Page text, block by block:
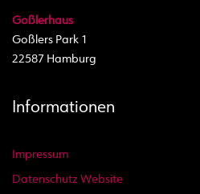
Goßlerhaus
Goßlers Park 1
22587 Hamburg
Informationen
Impressum
Datenschutz Website